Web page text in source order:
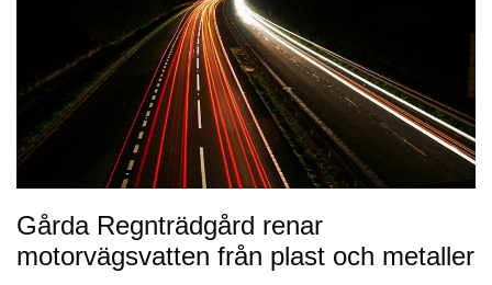
Gårda Regnträdgård renar
motorvägsvatten från plast och metaller